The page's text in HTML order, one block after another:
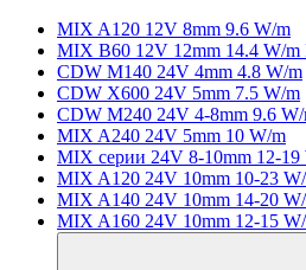
MIX A120 12V 8mm 9.6 W/m
MIX B60 12V 12mm 14.4 W/m
CDW M140 24V 4mm 4.8 W/m
CDW X600 24V 5mm 7.5 W/m
CDW M240 24V 4-8mm 9.6
MIX A240 24V 5mm 10 W/m
MIX серии 24V 8-10mm 12-19
MIX A120 24V 10mm 10-23
MIX A140 24V 10mm 14-20
MIX A160 24V 10mm 12-15